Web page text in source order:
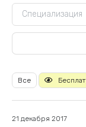
Специализация
Все
21 декабря 2017